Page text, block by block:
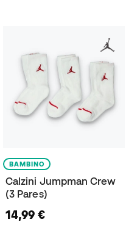
BAMBINO
Calzini Jumpman Crew
(3 Pares)
14,99 €